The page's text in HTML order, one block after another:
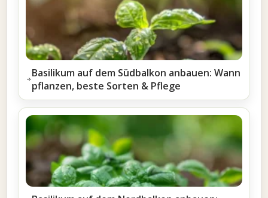
Basilikum auf dem Südbalkon anbauen: Wann
pflanzen, beste Sorten & Pflege